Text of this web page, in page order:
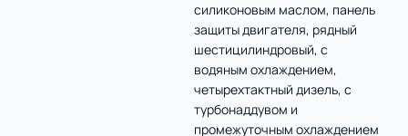
силиконовым маслом, панель
защиты двигателя, рядный
шестицилиндровый, с
водяным охлаждением,
четырехтактный дизель, с
турбонаддувом и
промежуточным охлаждением